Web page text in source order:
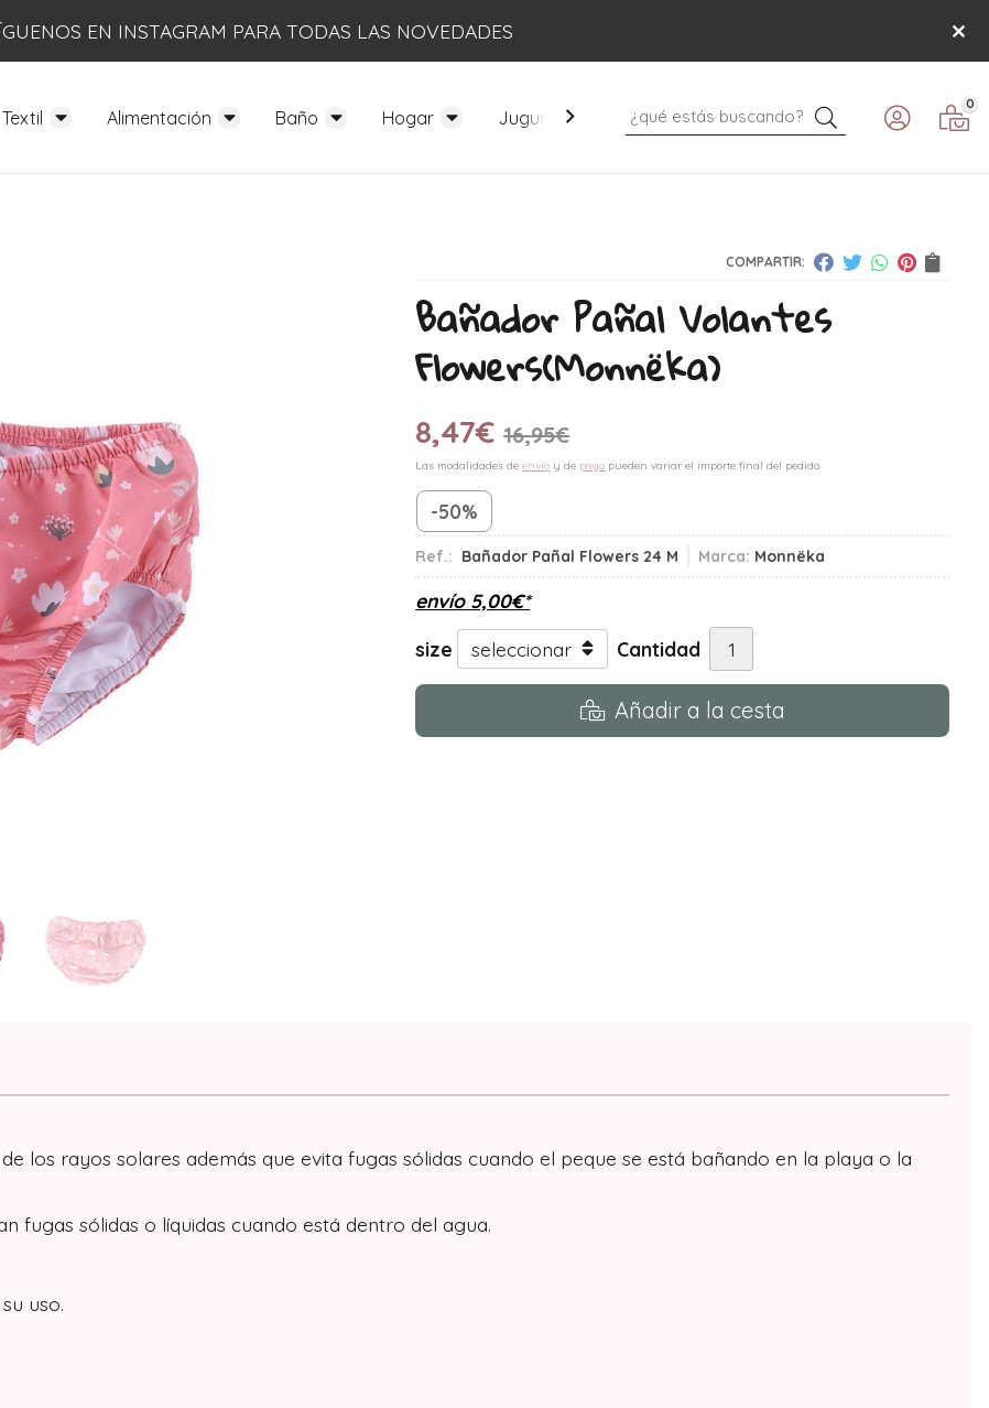
EN INSTAGRAM PARA TODAS LAS NOVEDADES
Textil Alimentación Baño Hogar Juguetes Mobiliario Paseo Verano
Buscar 0
COMPARTIR:
Bañador Pañal Volantes
Flowers(Monnëka)
8,47€ 16,95€
Las modalidades deenvío y de pago pueden variar el importe final del pedido.
-50%
Ref.: Bañador Pañal Flowers 24 M Marca: Monnëka
envío 5,00€*
size
Cantidad
Añadir a la cesta
los rayos solares además que evita fugas sólidas cuando el peque se está bañando en la playa o la
fugas sólidas o líquidas cuando está dentro del agua.
uso.